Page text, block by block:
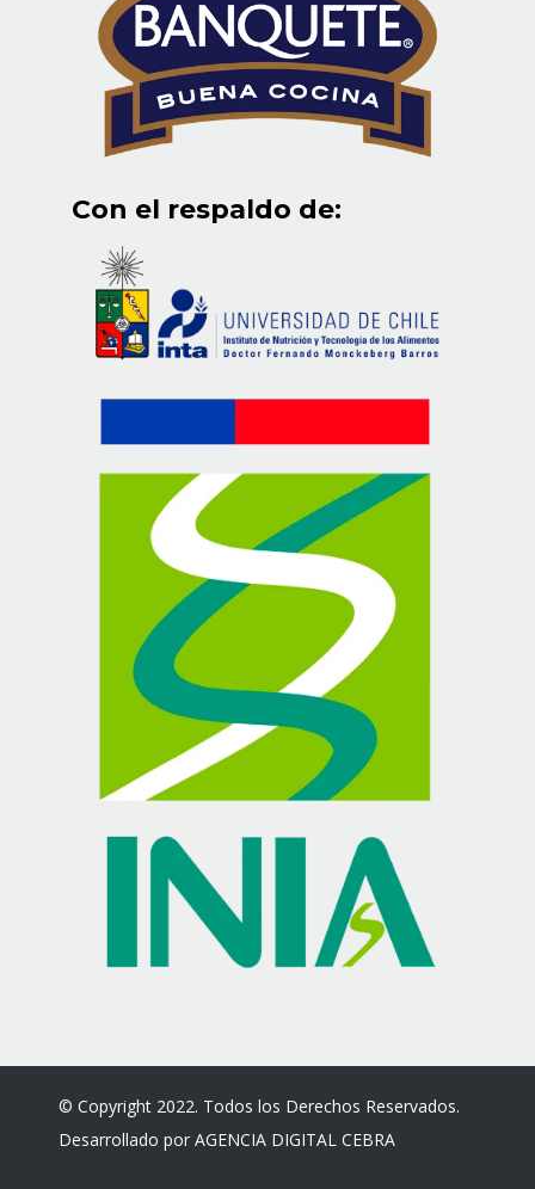
Con el respaldo de:
© Copyright 2022. Todos los Derechos Reservados.
Desarrollado porAGENCIA DIGITAL CEBRA